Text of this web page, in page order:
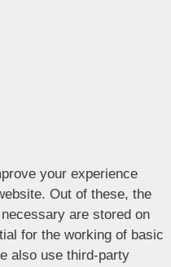
your experience
Out of these, the
are stored on
for the working of basic
also use third-party